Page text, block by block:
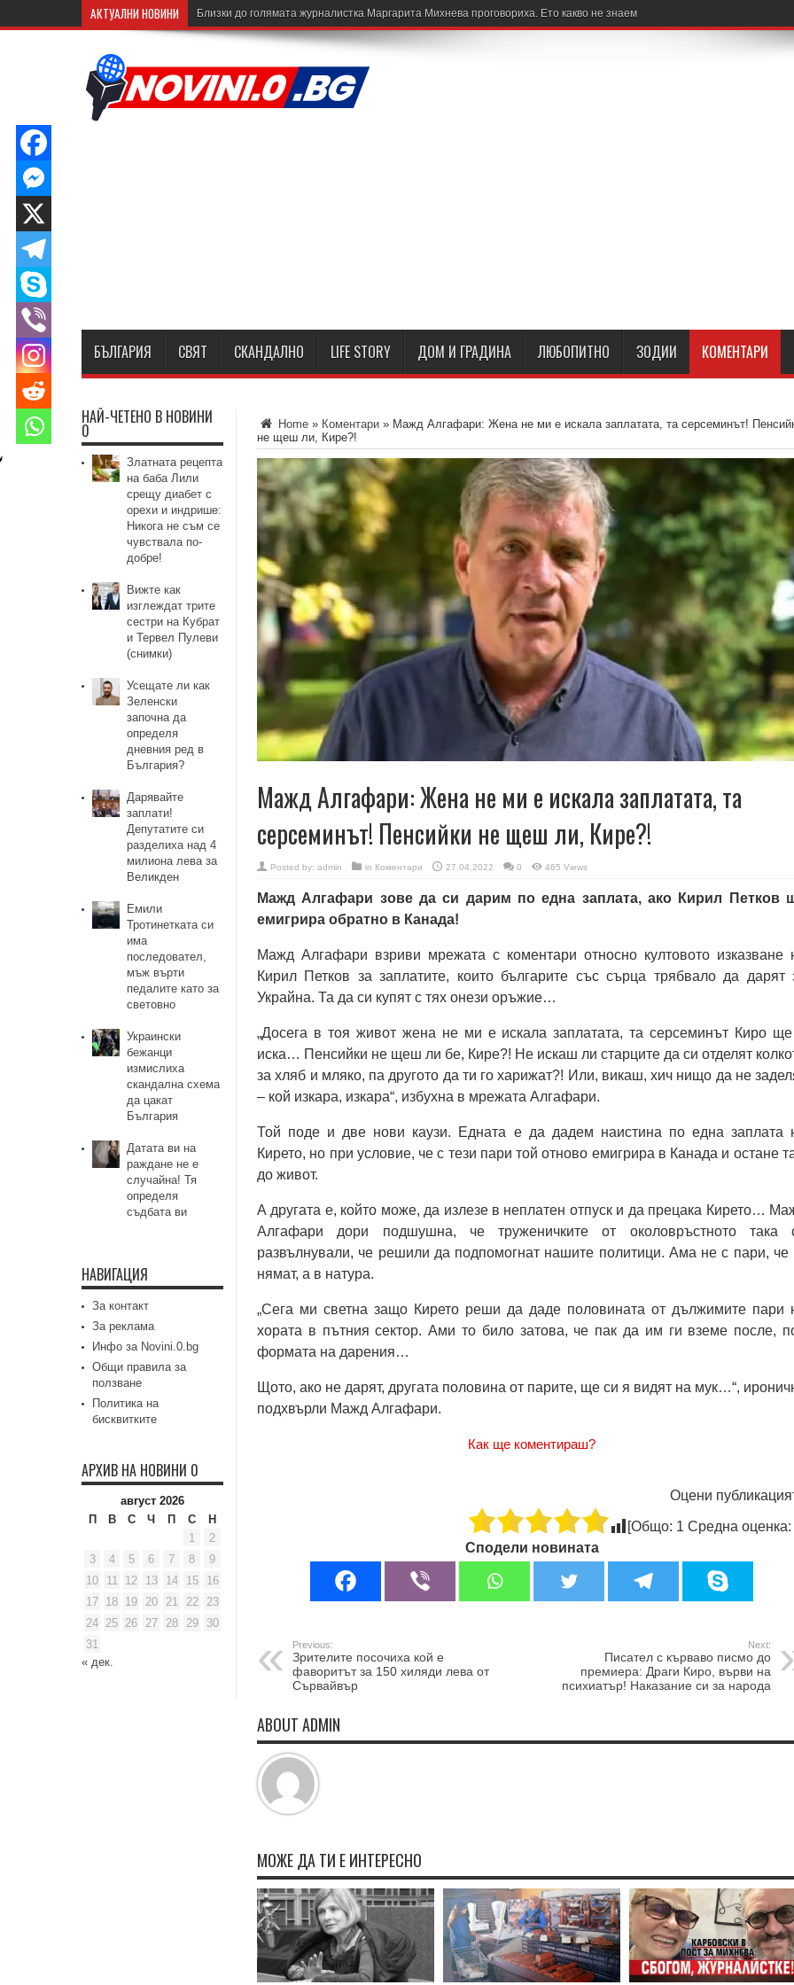
АКТУАЛНИ НОВИНИ Близки до голямата журналистка Маргарита Михнева проговориха. Ето какво не знаем
БЪЛГАРИЯ СВЯТ СКАНДАЛНО LIFE STORY ДОМ И ГРАДИНА ЛЮБОПИТНО ЗОДИИ КОМЕНТАРИ
Home » Коментари » Мажд Алгафари: Жена не ми е искала заплатата, та серсеминът!
не щеш ли, Кире?!
Мажд Алгафари: Жена не ми е искала заплатата, та
серсеминът! Пенсийки не щеш ли, Кире?!
Posted by: admin in Коментари 27.04.2022 0 465 Views
Мажд Алгафари зове да си дарим по една заплата, ако Кирил Петков
емигрира обратно в Канада!
Мажд Алгафари взриви мрежата с коментари относно култовото изказване
Кирил Петков за заплатите, които българите със сърца трябвало да дарят
Украйна. Та да си купят с тях онези оръжие…
„Досега в тоя живот жена не ми е искала заплатата, та серсеминът Киро
иска… Пенсийки не щеш ли бе, Кире?! Не искаш ли старците да си отделят
за хляб и мляко, па другото да ти го харижат?! Или, викаш, хич нищо да не
– кой изкара, изкара“, избухна в мрежата Алгафари.
Той поде и две нови каузи. Едната е да дадем наистина по една заплата
Кирето, но при условие, че с тези пари той отново емигрира в Канада и остане
до живот.
А другата е, който може, да излезе в неплатен отпуск и да прецака Кирето…
Алгафари дори подшушна, че труженичките от околовръстното така
развълнували, че решили да подпомогнат нашите политици. Ама не с пари, че
нямат, а в натура.
„Сега ми светна защо Кирето реши да даде половината от дължимите пари
хората в пътния сектор. Ами то било затова, че пак да им ги вземе после,
формата на дарения…
Щото, ако не дарят, другата половина от парите, ще си я видят на мук…“,
подхвърли Мажд Алгафари.
Как ще коментираш?
Оцени
[Общо: 1 Средна оценка:
Сподели новината
Previous:
Зрителите посочиха кой е
фаворитът за 150 хиляди лева от
Сървайвър
Next:
Писател с кърваво писмо до
премиера: Драги Киро, върви на
психиатър! Наказание си за народа
ABOUT ADMIN
МОЖЕ ДА ТИ Е ИНТЕРЕСНО
НАЙ-ЧЕТЕНО В НОВИНИ
0
Златната рецепта
на баба Лили
срещу диабет с
орехи и индрише:
Никога не съм се
чувствала по-
добре!
Вижте как
изглеждат трите
сестри на Кубрат
и Тервел Пулеви
(снимки)
Усещате ли как
Зеленски
започна да
определя
дневния ред в
България?
Дарявайте
заплати!
Депутатите си
разделиха над 4
милиона лева за
Великден
Емили
Тротинетката си
има
последовател,
мъж върти
педалите като за
световно
Украински
бежанци
измислиха
скандална схема
да цакат
България
Датата ви на
раждане не е
случайна! Тя
определя
съдбата ви
НАВИГАЦИЯ
За контакт
За реклама
Инфо за Novini.0.bg
Общи правила за
ползване
Политика на
бисквитките
АРХИВ НА НОВИНИ 0
август 2026
П
В С Ч П С
Н
1
2
3
4 5 6 7 8
9
10
11 12 13 14 15
16
17 18 19 20 21 22
23
24 25 26 27 28 29
30
31
« дек.